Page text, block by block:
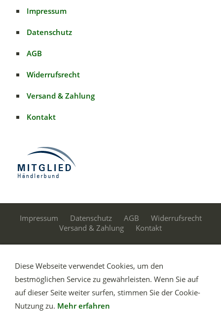
Impressum
Datenschutz
AGB
Widerrufsrecht
Versand & Zahlung
Kontakt
Impressum Datenschutz AGB
Widerrufsrecht
Versand & Zahlung
Kontakt
42655 Solingen/Germany
Messer online kaufen | Schneidwaren Fachversand |
Stahlwaren Onlineshop
Küchenmesser | Kochmesser | Besteck | Solinger Messer |
Diese Webseite verwendet Cookies, um den
bestmöglichen Service zu gewährleisten. Wenn Sie auf
auf dieser Seite weiter surfen, stimmen Sie der Cookie-
Nutzung zu. Mehr erfahren